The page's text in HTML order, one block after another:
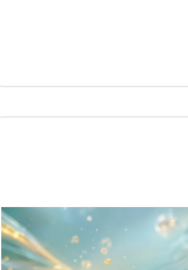
araştırılan
Ancak bu
ya da geri
yaşam
destekleyici bir